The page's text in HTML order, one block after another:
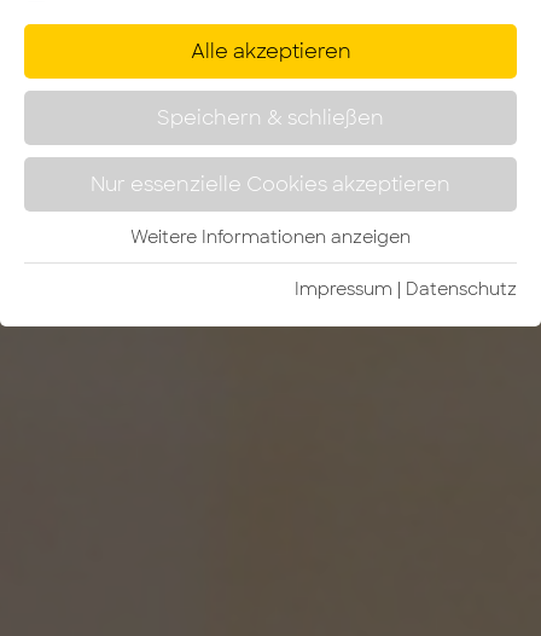
Alle akzeptieren
Speichern & schließen
Nur essenzielle Cookies akzeptieren
Weitere Informationen anzeigen
Impressum Da­ten­schutz­